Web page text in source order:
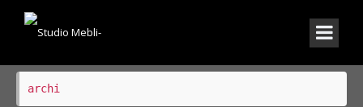
Notice: Funkcja _load_textdomain_just_in_time została wywołana
archi